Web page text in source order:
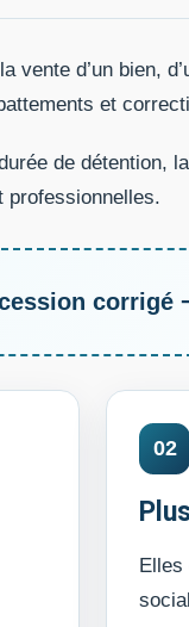
d’un bien,
et
de détention,
professionnelles.
corrigé
02
Elles